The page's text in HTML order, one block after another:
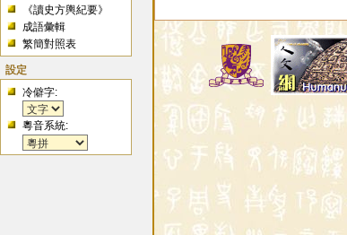
《讀史方輿紀要》
成語彙輯
繁簡對照表
設定
冷僻字:
粵音系統: